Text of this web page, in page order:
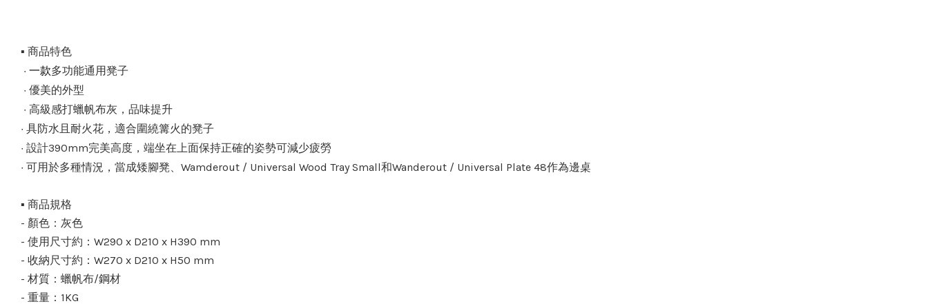
▪️ 商品特色
· 一款多功能通用凳子
· 優美的外型
· 高級感打蠟帆布灰，品味提升
· 具防水且耐火花，適合圍繞篝火的凳子
· 設計390mm完美高度，端坐在上面保持正確的姿勢可減少疲勞
· 可用於多種情況，當成矮腳凳、Wamderout / Universal Wood Tray Small和Wanderout / Universal Plate 48作為邊桌
▪️ 商品規格
- 顏色：灰色
- 使用尺寸約：W290 x D210 x H390 mm
- 收納尺寸約：W270 x D210 x H50 mm
- 材質：蠟帆布/鋼材
- 重量：1KG